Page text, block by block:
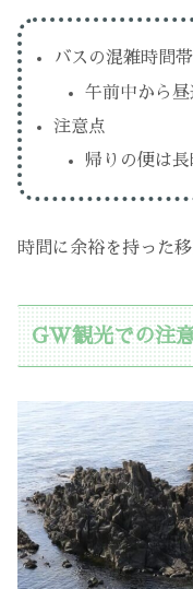
バスの混雑時間帯
午前中から昼
注意点
帰りの便は
時間に余裕を持った
GW観光での注